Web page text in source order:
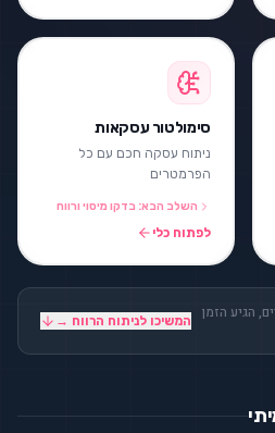
סימולטור עסקאות
ניתוח עסקה חכם עם כל
הפרמטרים
השלב הבא: בדקו מיסוי ורווח
לפתוח כלי
הגיע הזמן
המשיכו לניתוח הרווח →